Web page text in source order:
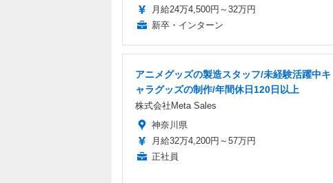
月給24万4,500円～32万円
新卒・インターン
アニメグッズの製造スタッフ/未経験活躍中キ
ャラグッズの制作/年間休日120日以上
株式会社Meta Sales
神奈川県
月給32万4,200円～57万円
正社員